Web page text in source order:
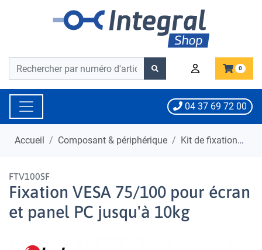
Barre de recherche
Barre de recherche 0
04 37 69 72 00
Accueil Composant & périphérique Kit de fixation
FTV100SF
Fixation VESA 75/100 pour écran
et panel PC jusqu'à 10kg